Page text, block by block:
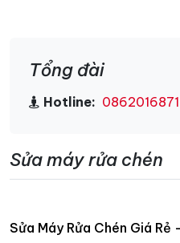
Tổng đài
Hotline: 0862016871
Sửa máy rửa chén
Sửa Máy Rửa Chén Giá